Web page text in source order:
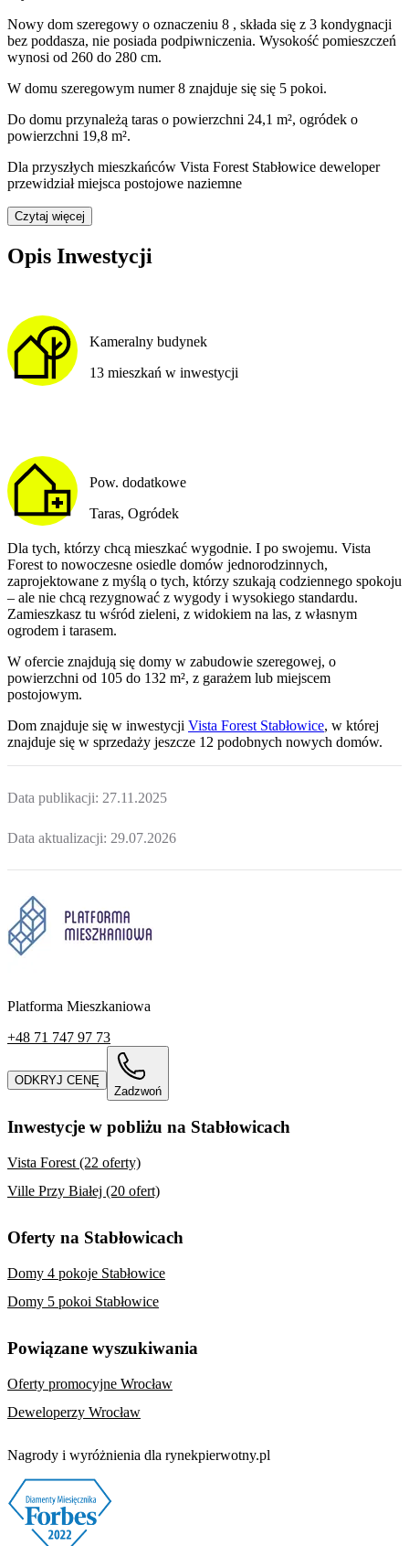
Nowy dom szeregowy o oznaczeniu 8 , składa się z 3 kondygnacji
bez poddasza, nie posiada podpiwniczenia. Wysokość pomieszczeń
wynosi od 260 do 280 cm.
W domu szeregowym numer8 znajduje się się 5 pokoi.
Do domu przynależą taras o powierzchni 24,1 m², ogródek o
powierzchni 19,8 m².
Dla przyszłych mieszkańców Vista Forest Stabłowice deweloper
przewidziałmiejsca postojowe naziemne
Czytaj więcej
Opis Inwestycji
Kameralny budynek
13 mieszkań w inwestycji
Pow. dodatkowe
Taras, Ogródek
Dla tych, którzy chcą mieszkać wygodnie. I po swojemu. Vista
Forest to nowoczesne osiedle domów jednorodzinnych,
zaprojektowane z myślą o tych, którzy szukają codziennego spokoju
– ale nie chcą rezygnować z wygody i wysokiego standardu.
Zamieszkasz tu wśród zieleni, z widokiem na las, z własnym
ogrodem i tarasem.
W ofercie znajdują się domy w zabudowie szeregowej, o
powierzchni od 105 do 132 m², z garażem lub miejscem
postojowym.
Dom znajduje się w inwestycji Vista Forest Stabłowice, w której
znajduje się w sprzedaży jeszcze 12 podobnych nowych domów.
Data publikacji: 27.11.2025
Data aktualizacji: 29.07.2026
Platforma Mieszkaniowa
+48 71 747 97 73
ODKRYJ CENĘ
Zadzwoń
Inwestycje w pobliżu na Stabłowicach
Vista Forest (22 oferty)
Ville Przy Białej (20 ofert)
Oferty na Stabłowicach
Domy 4 pokoje Stabłowice
Domy 5 pokoi Stabłowice
Powiązane wyszukiwania
Oferty promocyjne Wrocław
Deweloperzy Wrocław
Nagrody i wyróżnienia dla rynekpierwotny.pl